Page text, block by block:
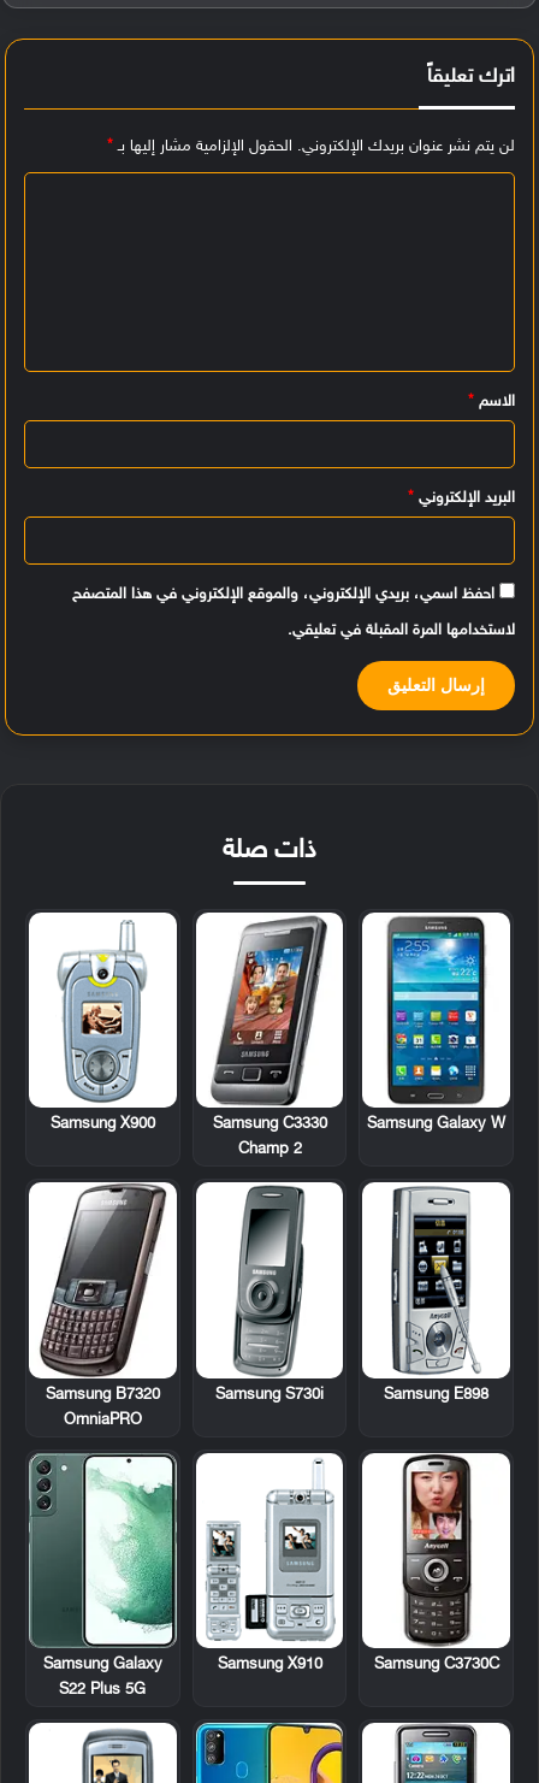
اترك تعليقاً
لن يتم نشر عنوان بريدك الإلكتروني. الحقول الإلزامية مشار إليها بـ*
ي
ق
الاسم *
البريد الإلكتروني *
احفظ اسمي، بريدي الإلكتروني، والموقع الإلكتروني في هذا المتصفح
لاستخدامها المرة المقبلة في تعليقي.
ذات صلة
Samsung Galaxy W
Samsung C3330
Champ 2
Samsung X900
Samsung E898
Samsung S730i
Samsung B7320
OmniaPRO
Samsung C3730C
Samsung X910
Samsung Galaxy
S22 Plus 5G